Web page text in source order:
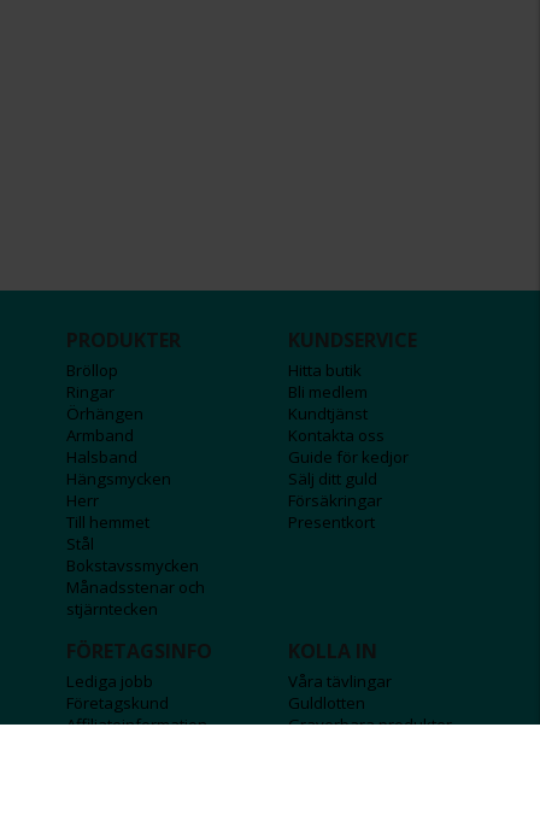
PRODUKTER
Bröllop
Ringar
Örhängen
Armband
Halsband
Hängsmycken
Herr
Till hemmet
Stål
Bokstavssmycken
Månadsstenar och
stjärntecken
KUNDSERVICE
Hitta butik
Bli medlem
Kundtjänst
Kontakta oss
Guide för kedjor
Sälj ditt guld
Försäkringar
Presentkort
FÖRETAGSINFO
Lediga jobb
Företagskund
Affiliateinformation
KOLLA IN
Våra tävlingar
Guldlotten
Graverbara produkter